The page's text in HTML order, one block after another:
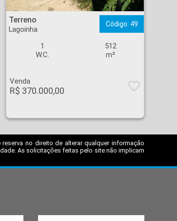
Terreno - Lagoinha - Ribeirão Preto
Terreno
Lagoinha
Código: 49
1
W.C.
512
m²
Venda
R$ 370.000,00
no direito de alterar qualquer informação
As solicitações feitas pelo site não implicam